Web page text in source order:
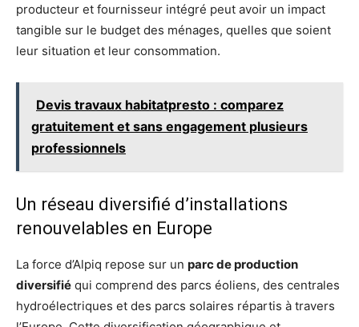
producteur et fournisseur intégré peut avoir un impact
tangible sur le budget des ménages, quelles que soient
leur situation et leur consommation.
Devis travaux habitatpresto : comparez
gratuitement et sans engagement plusieurs
professionnels
Un réseau diversifié d’installations
renouvelables en Europe
La force d’Alpiq repose sur un parc de production
diversifié qui comprend des parcs éoliens, des centrales
hydroélectriques et des parcs solaires répartis à travers